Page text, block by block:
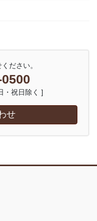
ださい。
・祝日除く ]
せ